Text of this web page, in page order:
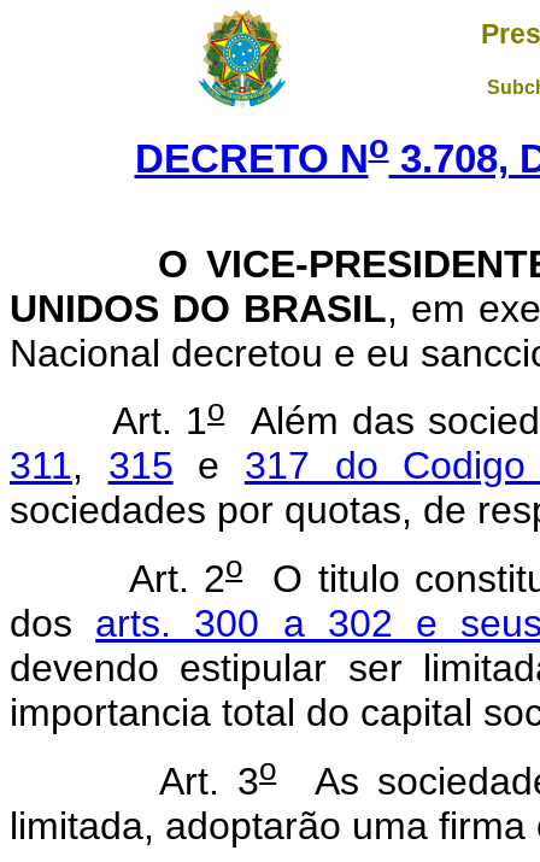
DECRETO No3.708,
O VICE-
UNIDOS DO BRASIL, em
Nacional decretou e eu
Art. 1oAlém das
311, 315 e 317 do Codigo
sociedades por quotas, de
Art. 2o
O titulo
dos arts. 300 a 302 e
devendo estipular ser
importancia total do capital
Art. 3oAs
limitada, adoptarão uma